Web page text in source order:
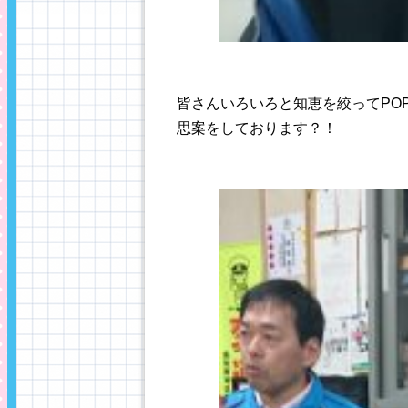
皆さんいろいろと知恵を絞って
思案をしております？！